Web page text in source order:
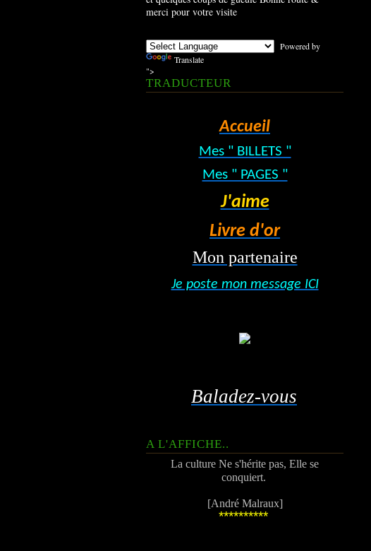
merci pour votre visite
Powered by
Translate
">
TRADUCTEUR
Accueil
Mes " BILLETS "
Mes " PAGES "
J'aime
Livre d'or
Mon partenaire
Je poste mon message ICI
Baladez-vous
A L'AFFICHE..
La culture Ne s'hérite pas, Elle se
conquiert.
[André Malraux]
**********